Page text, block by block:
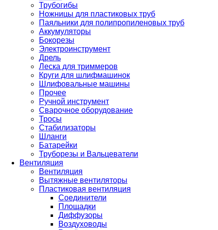
Трубогибы
Ножницы для пластиковых труб
Паяльники для полипропиленовых труб
Аккумуляторы
Бокорезы
Электроинструмент
Дрель
Леска для триммеров
Круги для шлифмашинок
Шлифовальные машины
Прочее
Ручной инструмент
Сварочное оборудование
Тросы
Стабилизаторы
Шланги
Батарейки
Труборезы и Вальцеватели
Вентиляция
Вентиляция
Вытяжные вентиляторы
Пластиковая вентиляция
Соединители
Площадки
Диффузоры
Воздуховоды